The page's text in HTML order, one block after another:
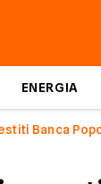
ENERGIA
Banca